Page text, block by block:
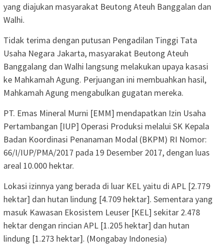
yang diajukan masyarakat Beutong Ateuh Banggalan dan
Walhi.
Tidak terima dengan putusan Pengadilan Tinggi Tata
Usaha Negara Jakarta, masyarakat Beutong Ateuh
Banggalang dan Walhi langsung melakukan upaya kasasi
ke Mahkamah Agung. Perjuangan ini membuahkan hasil,
Mahkamah Agung mengabulkan gugatan mereka.
PT. Emas Mineral Murni [EMM] mendapatkan Izin Usaha
Pertambangan [IUP] Operasi Produksi melalui SK Kepala
Badan Koordinasi Penanaman Modal (BKPM) RI Nomor:
66/I/IUP/PMA/2017 pada 19 Desember 2017, dengan luas
areal 10.000 hektar.
Lokasi izinnya yang berada di luar KEL yaitu di APL [2.779
hektar] dan hutan lindung [4.709 hektar]. Sementara yang
masuk Kawasan Ekosistem Leuser [KEL] sekitar 2.478
hektar dengan rincian APL [1.205 hektar] dan hutan
lindung [1.273 hektar]. (Mongabay Indonesia)